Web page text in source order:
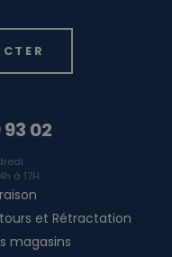
02
à 17H
et Rétractation
magasins